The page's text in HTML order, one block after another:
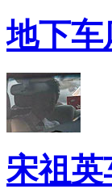
地下车
宋祖英